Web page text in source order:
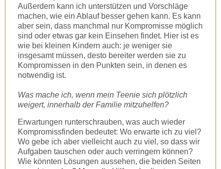
Außerdem kann ich unterstützen und Vorschläge
machen, wie ein Ablauf besser gehen kann. Es kann
aber sein, dass manchmal nur Kompromisse möglich
sind oder etwas gar kein Einsehen findet. Hier ist es
wie bei kleinen Kindern auch: je weniger sie
insgesamt müssen, desto bereiter werden sie zu
Kompromissen in den Punkten sein, in denen es
notwendig ist.
Was mache ich, wenn mein Teenie sich plötzlich
weigert, innerhalb der Familie mitzuhelfen?
Erwartungen runterschrauben, was auch wieder
Kompromissfinden bedeutet: Wo erwarte ich zu viel?
Wo gebe ich aber vielleicht auch zu viel, so dass wir
Aufgaben tauschen oder auch verringern können?
Wie könnten Lösungen aussehen, die beiden Seiten